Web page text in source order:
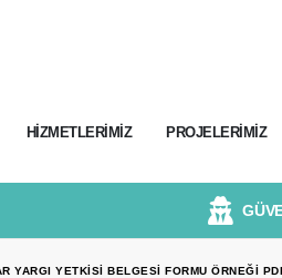
HIZMETLERIMIZ PROJELERIMIZ
YARGI YETKISI BELGESI FORMU ÖRNEĞI